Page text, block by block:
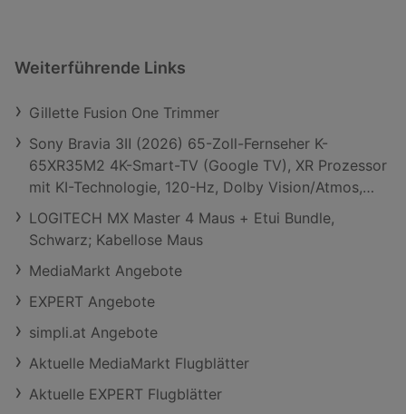
Weiterführende Links
Gillette Fusion One Trimmer
Sony Bravia 3Ⅱ (2026) 65-Zoll-Fernseher K-
65XR35M2 4K-Smart-TV (Google TV), XR Prozessor
mit KI-Technologie, 120-Hz, Dolby Vision/Atmos,
PS5-kompatibel; LED TV
LOGITECH MX Master 4 Maus + Etui Bundle,
Schwarz; Kabellose Maus
MediaMarkt Angebote
EXPERT Angebote
simpli.at Angebote
Aktuelle MediaMarkt Flugblätter
Aktuelle EXPERT Flugblätter